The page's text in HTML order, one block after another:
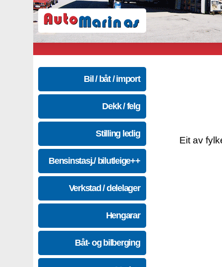
Bil / båt / import
Dekk / felg
Stilling ledig
Bensinstasj./ bilutleige++
Verkstad / delelager
Hengarar
Båt- og bilberging
Eit av